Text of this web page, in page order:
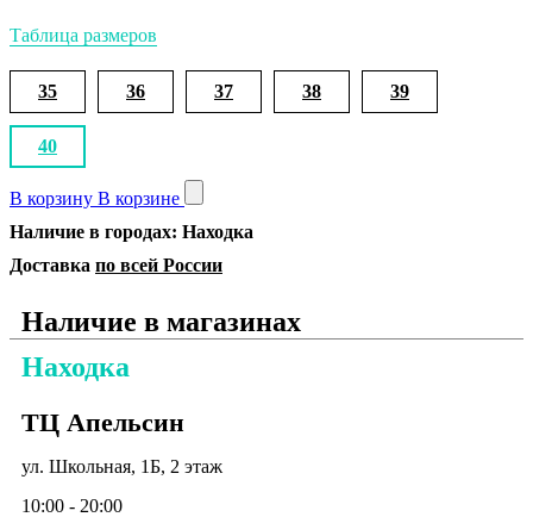
Таблица размеров
35 36 37 38 39
40
В корзину В корзине
Наличие в городах: Находка
Доставка по всей России
Наличие в магазинах
Находка
ТЦ Апельсин
ул. Школьная, 1Б, 2 этаж
10:00 - 20:00